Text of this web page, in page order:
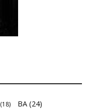
(18) BA (24)